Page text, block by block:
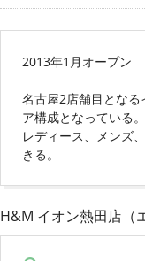
2013年1月オープン
名古屋2店舗目とな
ア構成となっている。
レディース、メンズ
きる。
H&M イオン熱田店（